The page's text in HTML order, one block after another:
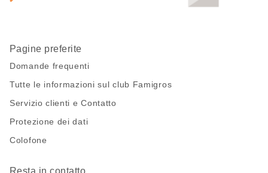
Pagine preferite
Domande frequenti
Tutte le informazioni sul club Famigros
Servizio clienti e Contatto
Protezione dei dati
Colofone
Resta in contatto